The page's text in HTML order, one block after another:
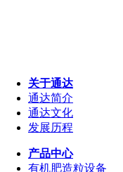
关于通达
通达简介
通达文化
发展历程
产品中心
有机肥造粒设备